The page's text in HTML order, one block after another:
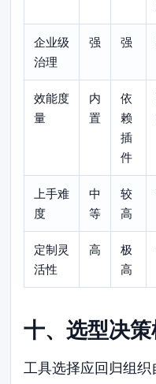
企业级
治理
强 强
效能度
量
内
置
依
赖
插
件
上手难
度
中
等
较
高
定制灵
活性
高
极
高
十、选型决
工具选择应回归组